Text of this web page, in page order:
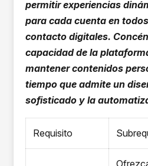
permitir experiencias
para cada cuenta en
contacto digitales.
capacidad de la
mantener contenidos
tiempo que admite un
sofisticado y la
Requisito